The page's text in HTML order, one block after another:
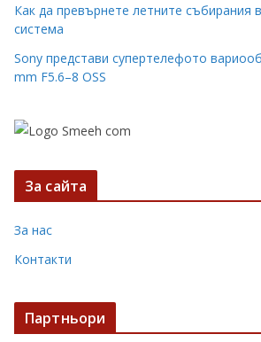
Как да превърнете летните събирания
система
Sony представи супертелефото
mm F5.6–8 OSS
За сайта
За нас
Контакти
Партньори